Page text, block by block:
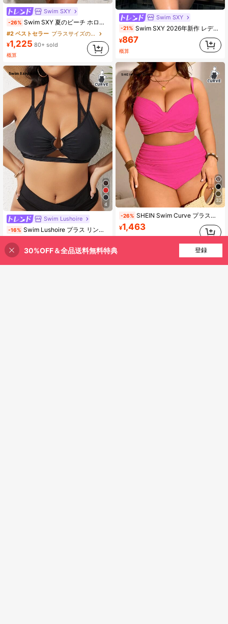
Swim SXY
-26% Swim SXY 夏のビーチ ホロー編み ワンピース 柔らかく透明な生地 オフショルダー ドローストリング付き プラスサイズ カバーアップ
#2 ベストセラー
プラスサイズのカバーアップ
¥1,225 80+ sold
概算
4
Swim Lushoire
-16% Swim Lushoire プラス リングリンク ホルタービキニトップ
#1 ベストセラー
(500+)
#1 ベストセラー
バックレス プラスサイズのビキニトップス
#1 ベストセラー
バックレス プラスサイズのビキニトップス
#1 ベストセラー
バックレス プラスサイズのビキニトップス
¥1,02470+ sold
Swim SXY
-21% Swim SXY 2026年新作 レディースプラスサイズ 夏ファッション ワンピース水着、スリミングで美しく見せる、Tバックボトム、セクシーな深Vネック、カジュアルビーチバケーションパーティー水着
¥867
概算
32
-26% SHEIN Swim Curve プラスサイズ レディース 夏 2ピース ビキニセット ソリッドカラー、サポート力あり ファッショナブルな ビーチ/リゾートウェア
¥1,463
買い物かごに追加
30%OFF＆全品送料無料特典 登録